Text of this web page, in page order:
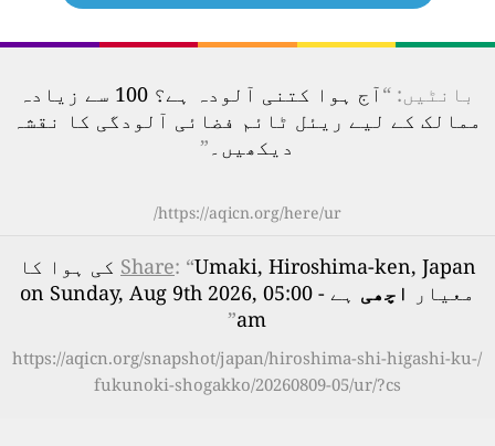
بانٹیں: “
آج ہوا کتنی آلودہ ہے؟ 100 سے زیادہ
ممالک کے لیے ریئل ٹائم فضائی آلودگی کا نقشہ
دیکھیں۔ ”
https://aqicn.org/here/ur/
Share : “
Umaki, Hiroshima-ken, Japan کی ہوا کا
معیار
اچھی
ہے - on Sunday, Aug 9th 2026, 05:00
am
”
https://aqicn.org/snapshot/japan/hiroshima-shi-higashi-ku-/
fukunoki-shogakko/20260809-05/ur/?cs